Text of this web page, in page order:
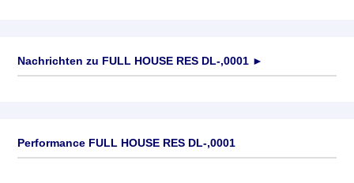
Nachrichten zu FULL HOUSE RES DL-,0001 ►
Performance FULL HOUSE RES DL-,0001